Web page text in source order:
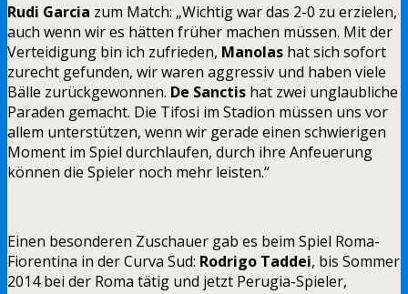
Rudi Garcia zum Match: „Wichtig war das 2-0 zu erzielen,
auch wenn wir es hätten früher machen müssen. Mit der
Verteidigung bin ich zufrieden, Manolas hat sich sofort
zurecht gefunden, wir waren aggressiv und haben viele
Bälle zurückgewonnen. De Sanctis hat zwei unglaubliche
Paraden gemacht. Die Tifosi im Stadion müssen uns vor
allem unterstützen, wenn wir gerade einen schwierigen
Moment im Spiel durchlaufen, durch ihre Anfeuerung
können die Spieler noch mehr leisten.“
Einen besonderen Zuschauer gab es beim Spiel Roma-
Fiorentina in der Curva Sud: Rodrigo Taddei, bis Sommer
2014 bei der Roma tätig und jetzt Perugia-Spieler,